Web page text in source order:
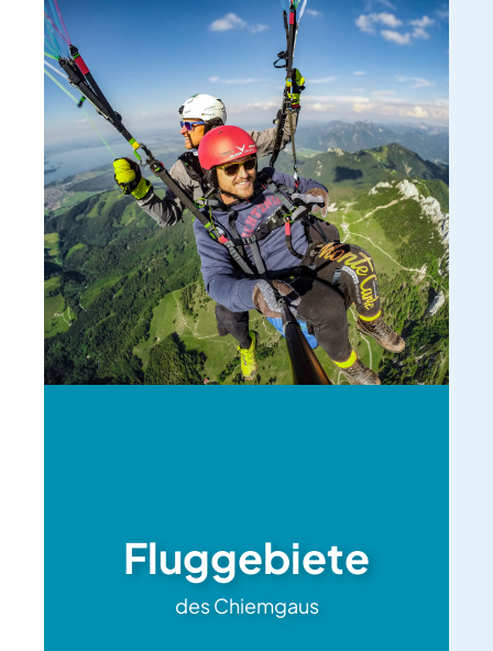
Fluggebiete
des Chiemgaus